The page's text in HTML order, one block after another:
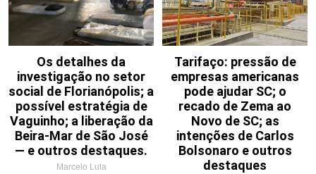
Os detalhes da
investigação no setor
social de Florianópolis; a
possível estratégia de
Vaguinho; a liberação da
Beira-Mar de São José
— e outros destaques.
Marcelo Lula
Tarifaço: pressão de
empresas americanas
pode ajudar SC; o
recado de Zema ao
Novo de SC; as
intenções de Carlos
Bolsonaro e outros
destaques